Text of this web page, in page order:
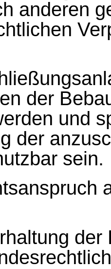
anderen
der
und
der
sein.